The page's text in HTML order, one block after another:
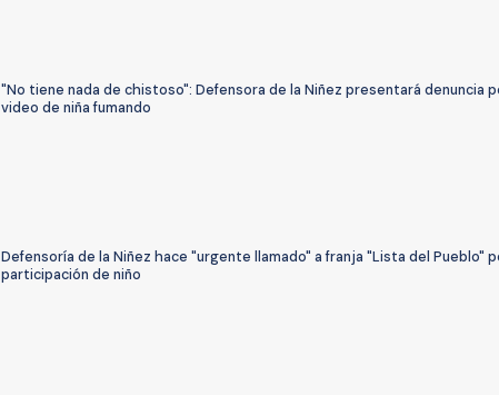
"No tiene nada de chistoso": Defensora de la Niñez presentará denuncia
video de niña fumando
Defensoría de la Niñez hace "urgente llamado" a franja "Lista del Pueblo"
participación de niño